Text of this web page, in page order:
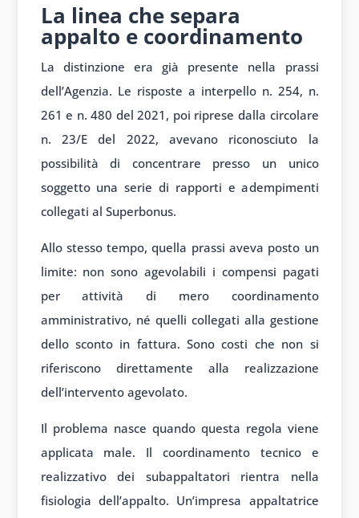
La linea che separa
appalto e coordinamento
La distinzione era già presente nella prassi
dell’Agenzia. Le risposte a interpello n. 254, n.
261 e n. 480 del 2021, poi riprese dalla circolare
n. 23/E del 2022, avevano riconosciuto la
possibilità di concentrare presso un unico
soggetto una serie di rapporti e adempimenti
collegati al Superbonus.
Allo stesso tempo, quella prassi aveva posto un
limite: non sono agevolabili i compensi pagati
per attività di mero coordinamento
amministrativo, né quelli collegati alla gestione
dello sconto in fattura. Sono costi che non si
riferiscono direttamente alla realizzazione
dell’intervento agevolato.
Il problema nasce quando questa regola viene
applicata male. Il coordinamento tecnico e
realizzativo dei subappaltatori rientra nella
fisiologia dell’appalto. Un’impresa appaltatrice